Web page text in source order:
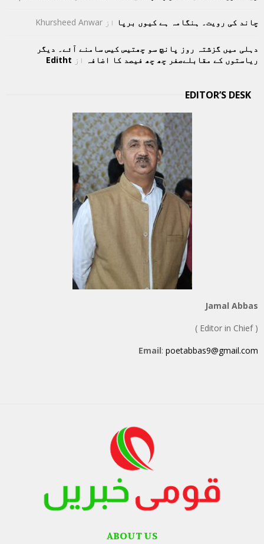
چاند کی رویت۔ ہنگامہ ہے کیوں برپا از Khursheed Anwar
دہلی میں گزشتہ روز پانچ سو چھتیس کیس سامنے آئے۔ دیگر
ریاستوں کے مقابلےصفر چھ چھ فیصد کا اضافہ
از Editht
EDITOR’S DESK
Jamal Abbas
( Editor in Chief )
Email: poetabbas9@gmail.com
ABOUT US